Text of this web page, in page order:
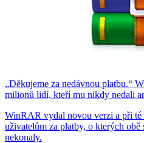
„Děkujeme za nedávnou platbu.“
milionů lidí, kteří mu nikdy nedali
WinRAR vydal novou verzi a při
uživatelům za platby, o kterých obě
nekonaly.